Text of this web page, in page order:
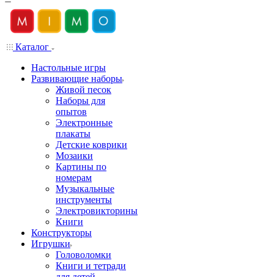
Каталог
Настольные игры
Развивающие наборы
Живой песок
Наборы для
опытов
Электронные
плакаты
Детские коврики
Мозаики
Картины по
номерам
Музыкальные
инструменты
Электровикторины
Книги
Конструкторы
Игрушки
Головоломки
Книги и тетради